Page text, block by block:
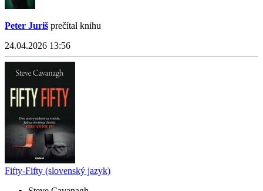
Peter Juriš prečítal knihu
24.04.2026 13:56
Fifty-Fifty (slovenský jazyk)